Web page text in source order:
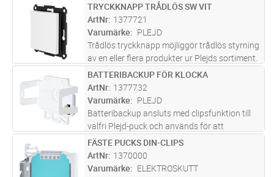
ST Lägg i kundvagn
TRYCKKNAPP TRÅDLÖS SW VIT
ArtNr 1377721
Varumärke
PLEJD
Trådlös tryckknapp möjliggör trådlös styrning
av en eller flera produkter ur Plejds sortiment.
Konfigureras i Plejd-appen. WPH-01 monteras
enkelt utanpå standard apparatdosa eller
med dubbelsidig tej...läs mer
ST Lägg i kundvagn
BATTERIBACKUP FÖR KLOCKA
ArtNr 1377732
Varumärke
PLEJD
Batteribackup ansluts med clipsfunktion till
valfri Plejd-puck och används för att
tidsfunktioner, som astrour, ska bibehållas vid
strömavbrott i Plejd-systemet. Det behövs
endast en BAT-01 per Plejd ...läs mer
ST Lägg i kundvagn
FÄSTE PUCKS DIN-CLIPS
ArtNr 1370000
Varumärke
ELEKTROSKUTT